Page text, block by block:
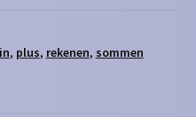
, plus, rekenen, sommen